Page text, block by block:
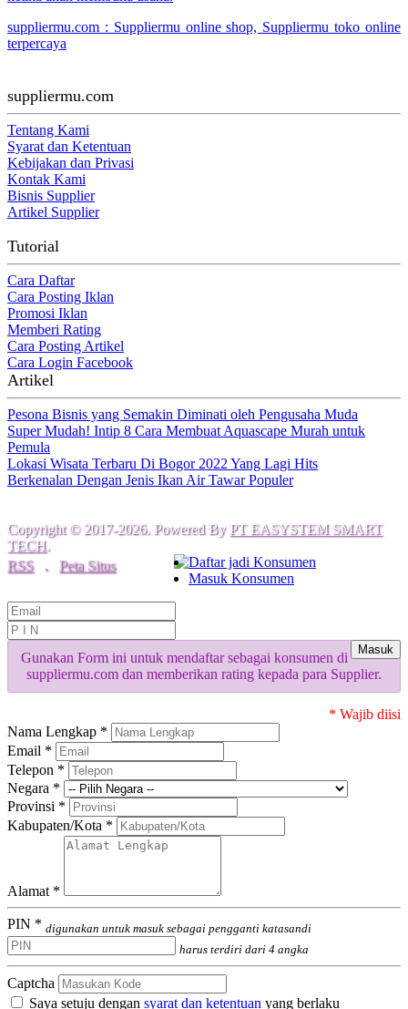
suppliermu.com : Suppliermu online shop, Suppliermu toko online
terpercaya
suppliermu.com
Tentang Kami
Syarat dan Ketentuan
Kebijakan dan Privasi
Kontak Kami
Bisnis Supplier
Artikel Supplier
Tutorial
Cara Daftar
Cara Posting Iklan
Promosi Iklan
Memberi Rating
Cara Posting Artikel
Cara Login Facebook
Artikel
Pesona Bisnis yang Semakin Diminati oleh Pengusaha Muda
Super Mudah! Intip 8 Cara Membuat Aquascape Murah untuk
Pemula
Lokasi Wisata Terbaru Di Bogor 2022 Yang Lagi Hits
Berkenalan Dengan Jenis Ikan Air Tawar Populer
Copyright © 2017-2026. Powered By PT EASYSTEM SMART
TECH.
RSS
. Peta Situs
Daftar jadi Konsumen
Masuk Konsumen
Masuk
Gunakan Form ini untuk mendaftar sebagai konsumen di
suppliermu.com dan memberikan rating kepada para Supplier.
* Wajib diisi
Nama Lengkap *
Email *
Telepon *
Negara *
Provinsi *
Kabupaten/Kota *
Alamat *
PIN * digunakan untuk masuk sebagai pengganti katasandi
harus terdiri dari 4 angka
Captcha
Saya setuju dengan syarat dan ketentuan yang berlaku